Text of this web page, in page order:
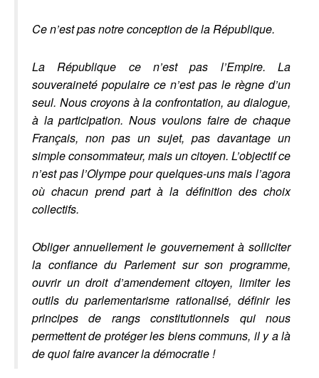
Ce n’est pas notre conception de la République.
La République ce n’est pas l’Empire. La
souveraineté populaire ce n’est pas le règne d’un
seul. Nous croyons à la confrontation, au dialogue,
à la participation. Nous voulons faire de chaque
Français, non pas un sujet, pas davantage un
simple consommateur, mais un citoyen. L’objectif ce
n’est pas l’Olympe pour quelques-uns mais l’agora
où chacun prend part à la définition des choix
collectifs.
Obliger annuellement le gouvernement à solliciter
la confiance du Parlement sur son programme,
ouvrir un droit d’amendement citoyen, limiter les
outils du parlementarisme rationalisé, définir les
principes de rangs constitutionnels qui nous
permettent de protéger les biens communs, il y a là
de quoi faire avancer la démocratie !